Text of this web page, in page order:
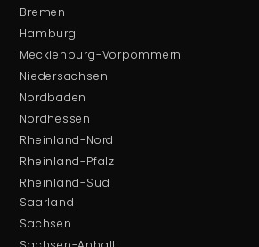
Bremen
Hamburg
Mecklenburg-Vorpommern
Niedersachsen
Nordbaden
Nordhessen
Rheinland-Nord
Rheinland-Pfalz
Rheinland-Süd
Saarland
Sachsen